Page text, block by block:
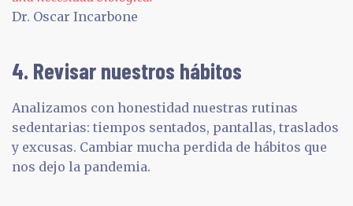
Dr. Oscar Incarbone
4. Revisar nuestros hábitos
Analizamos con honestidad nuestras rutinas
sedentarias: tiempos sentados, pantallas, traslados
y excusas. Cambiar mucha perdida de hábitos que
nos dejo la pandemia.